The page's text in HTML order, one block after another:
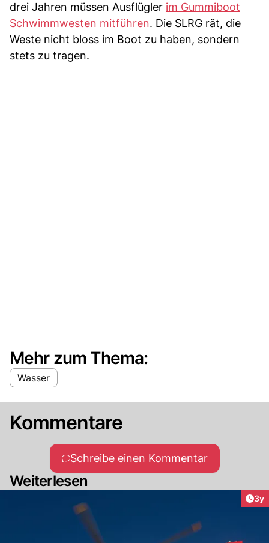
drei Jahren müssen Ausflügler im Gummiboot
Schwimmwesten mitführen. Die SLRG rät, die
Weste nicht bloss im Boot zu haben, sondern
stets zu tragen.
Mehr zum Thema:
Wasser
Kommentare
Schreibe einen Kommentar
Weiterlesen
3y